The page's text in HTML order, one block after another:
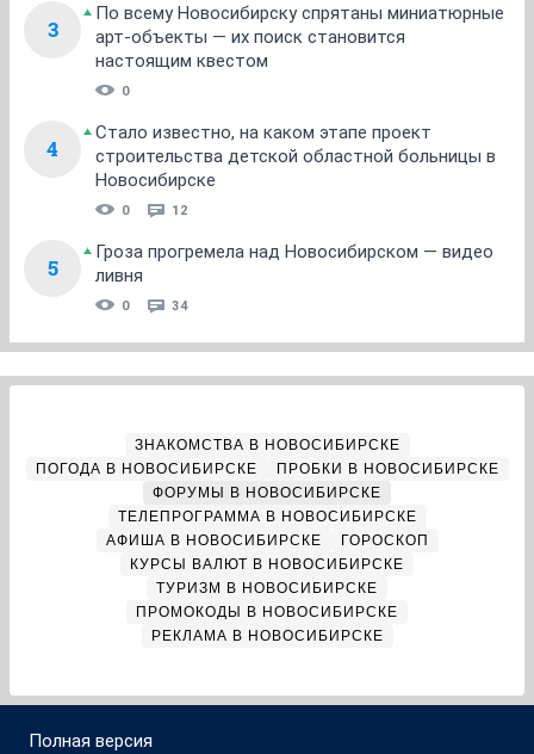
3
По всему Новосибирску спрятаны миниатюрные
арт-объекты — их поиск становится
настоящим квестом
0
4
Стало известно, на каком этапе проект
строительства детской областной больницы в
Новосибирске
0 12
5
Гроза прогремела над Новосибирском — видео
ливня
0 34
ЗНАКОМСТВА В НОВОСИБИРСКЕ
ПОГОДА В НОВОСИБИРСКЕ
ПРОБКИ В НОВОСИБИРСКЕ
ФОРУМЫ В НОВОСИБИРСКЕ
ТЕЛЕПРОГРАММА В НОВОСИБИРСКЕ
АФИША В НОВОСИБИРСКЕ
ГОРОСКОП
КУРСЫ ВАЛЮТ В НОВОСИБИРСКЕ
ТУРИЗМ В НОВОСИБИРСКЕ
ПРОМОКОДЫ В НОВОСИБИРСКЕ
РЕКЛАМА В НОВОСИБИРСКЕ
Полная версия